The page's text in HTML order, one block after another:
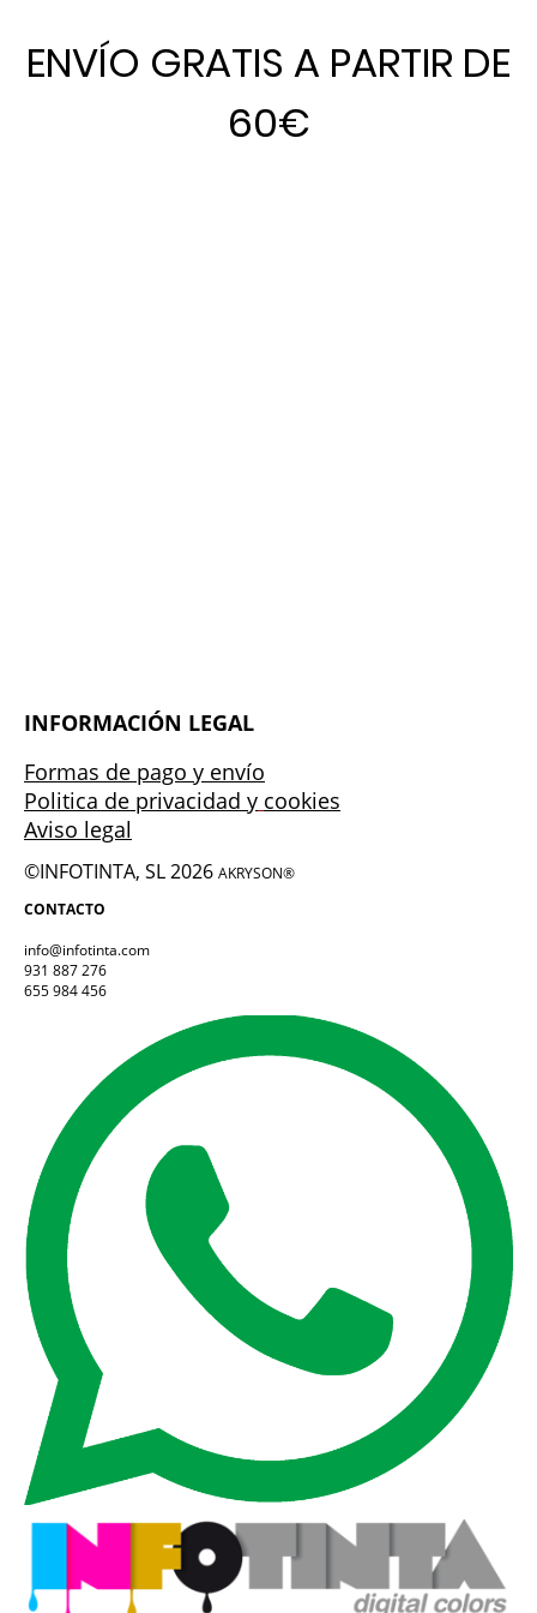
ENVÍO GRATIS A PARTIR DE
60€
INFORMACIÓN LEGAL
Formas de pago y envío
Politica de privacidad y cookies
Aviso legal
©INFOTINTA, SL 2026 AKRYSON®
CONTACTO
info@infotinta.com
931 887 276
655 984 456